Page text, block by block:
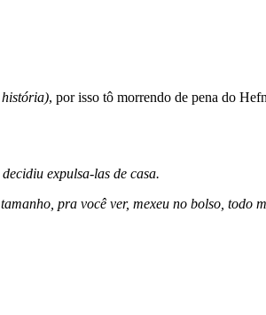
, por isso tô morrendo de pena do
expulsa-las de casa.
pra você ver, mexeu no bolso, todo